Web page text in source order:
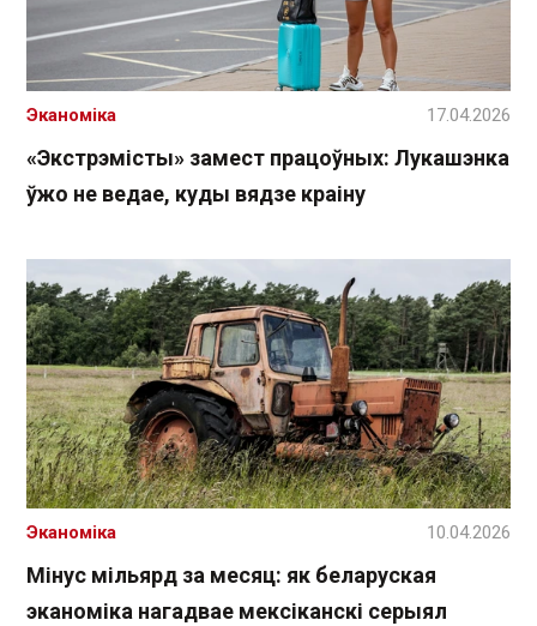
«Экстрэмісты» замест працоўных: Лукашэнка
ўжо не ведае, куды вядзе краіну
Эканоміка 17.04.2026
Мінус мільярд за месяц: як беларуская
эканоміка нагадвае мексіканскі серыял
Эканоміка 10.04.2026